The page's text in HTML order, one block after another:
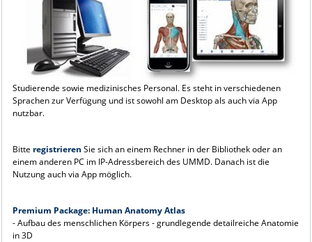
Studierende sowie medizinisches Personal. Es steht in verschiedenen
Sprachen zur Verfügung und ist sowohl am Desktop als auch via App
nutzbar.
Bitte registrieren Sie sich an einem Rechner in der Bibliothek oder an
einem anderen PC im IP-Adressbereich des UMMD. Danach ist die
Nutzung auch via App möglich.
Premium Package: Human Anatomy Atlas
- Aufbau des menschlichen Körpers - grundlegende detailreiche Anatomie
in 3D